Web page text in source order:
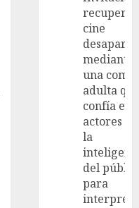
recupera
cine
mediante
una
adulta
confía en
actores y
la
del
para